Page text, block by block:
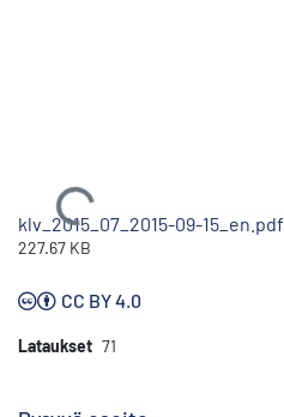
Ladataan...
klv_2015_07_2015-09-15_en.pdf
227.67 KB
CC BY 4.0
Lataukset 71